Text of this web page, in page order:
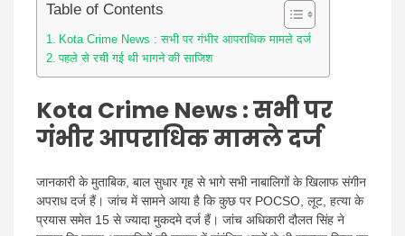
Table of Contents
Kota Crime News : सभी पर गंभीर आपराधिक मामले दर्ज
पहले से रची गई थी भागने की साजिश
Kota Crime News :सभी पर
गंभीर आपराधिक मामले दर्ज
जानकारी के मुताबिक, बाल सुधार गृह से भागे सभी नाबालिगों के खिलाफ संगीन
अपराध दर्ज हैं। जांच में सामने आया है कि कुछ पर POCSO, लूट, हत्या के
प्रयास समेत 15 से ज्यादा मुकदमे दर्ज हैं। जांच अधिकारी दौलत सिंह ने